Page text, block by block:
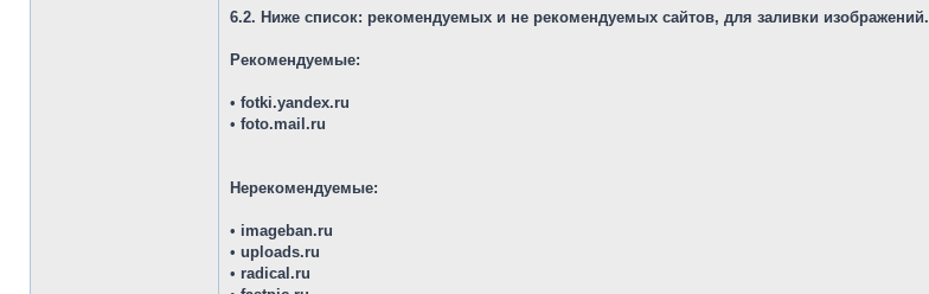
6.2. Ниже список: рекомендуемых и не рекомендуемых сайтов, для заливки изображений.
Рекомендуемые:
• fotki.yandex.ru
• foto.mail.ru
Нерекомендуемые:
• imagеban.ru
• uploads.ru
• radical.ru